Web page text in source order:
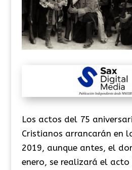
Los actos del 75
Cristianos arrancarán en
2019, aunque antes, el
enero, se realizará el